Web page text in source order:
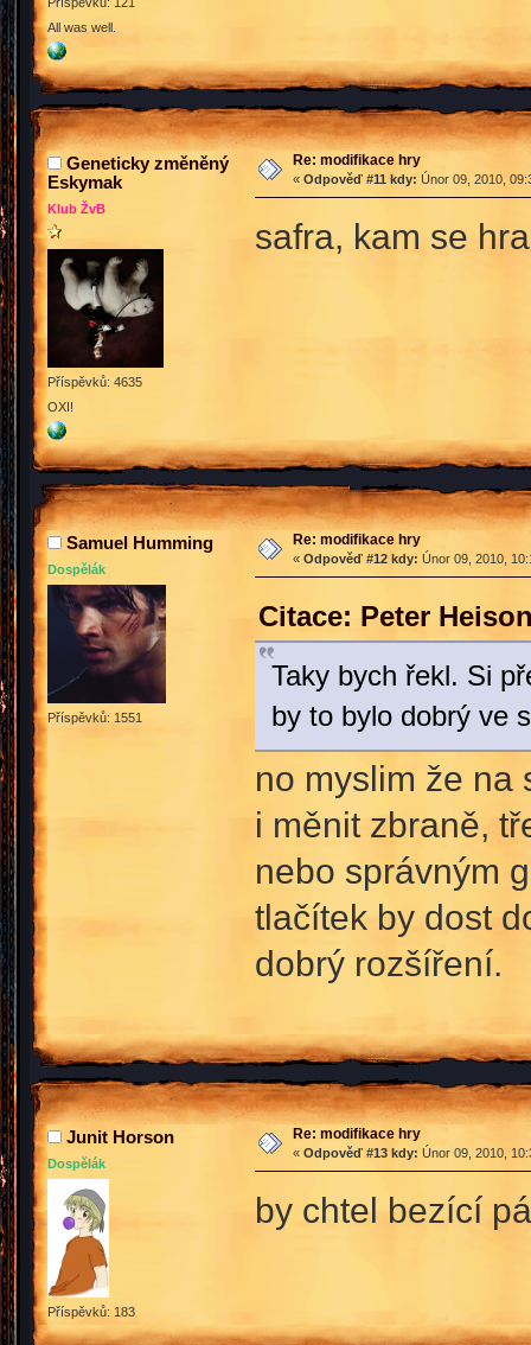
All was well.
Geneticky změněný
Eskymak
Klub ŽvB
Příspěvků: 4635
OXI!
Re: modifikace hry
« Odpověď #11 kdy: Únor 09, 2010,
safra, kam se
Samuel Humming
Dospělák
Příspěvků: 1551
Re: modifikace hry
« Odpověď #12 kdy: Únor 09, 2010,
Citace: Peter
Taky bych řekl. Si
by to bylo dobrý ve
no myslim že na
i měnit zbraně,
nebo správným
tlačítek by dost
dobrý rozšíření.
Junit Horson
Dospělák
Příspěvků: 183
Re: modifikace hry
« Odpověď #13 kdy: Únor 09, 2010,
by chtel bezící